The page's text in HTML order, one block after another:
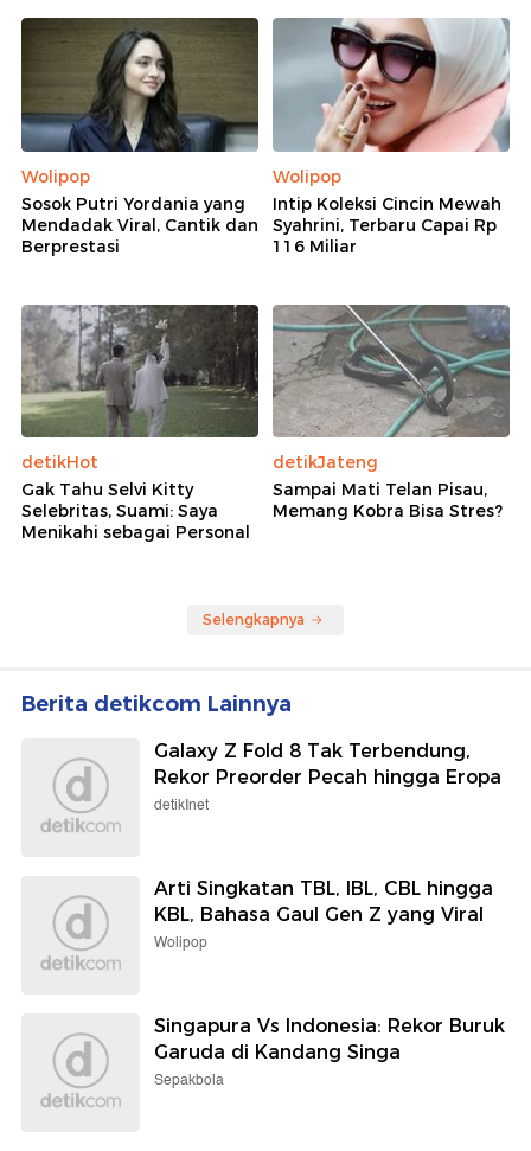
Wolipop
Sosok Putri Yordania yang
Mendadak Viral, Cantik dan
Berprestasi
Wolipop
Intip Koleksi Cincin Mewah
Syahrini, Terbaru Capai Rp
116 Miliar
detikHot
Gak Tahu Selvi Kitty
Selebritas, Suami: Saya
Menikahi sebagai Personal
detikJateng
Sampai Mati Telan Pisau,
Memang Kobra Bisa Stres?
Selengkapnya
Berita detikcom Lainnya
Galaxy Z Fold 8 Tak Terbendung,
Rekor Preorder Pecah hingga Eropa
detikInet
Arti Singkatan TBL, IBL, CBL hingga
KBL, Bahasa Gaul Gen Z yang Viral
Wolipop
Singapura Vs Indonesia: Rekor Buruk
Garuda di Kandang Singa
Sepakbola